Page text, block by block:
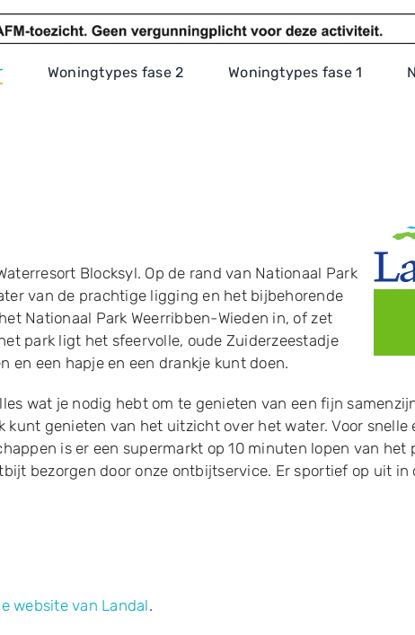
Woningtypes fase 2 Woningtypes fase 1
Blocksyl. Op de rand van Nationaal Park
van de prachtige ligging en het bijbehorende
Nationaal Park Weerribben-Wieden in, of zet
park ligt het sfeervolle, oude Zuiderzeestadje
en een hapje en een drankje kunt doen.
wat je nodig hebt om te genieten van een fijn
genieten van het uitzicht over het water. Voor snelle
is er een supermarkt op 10 minuten lopen van het
bezorgen door onze ontbijtservice. Er sportief op uit in
website van Landal.